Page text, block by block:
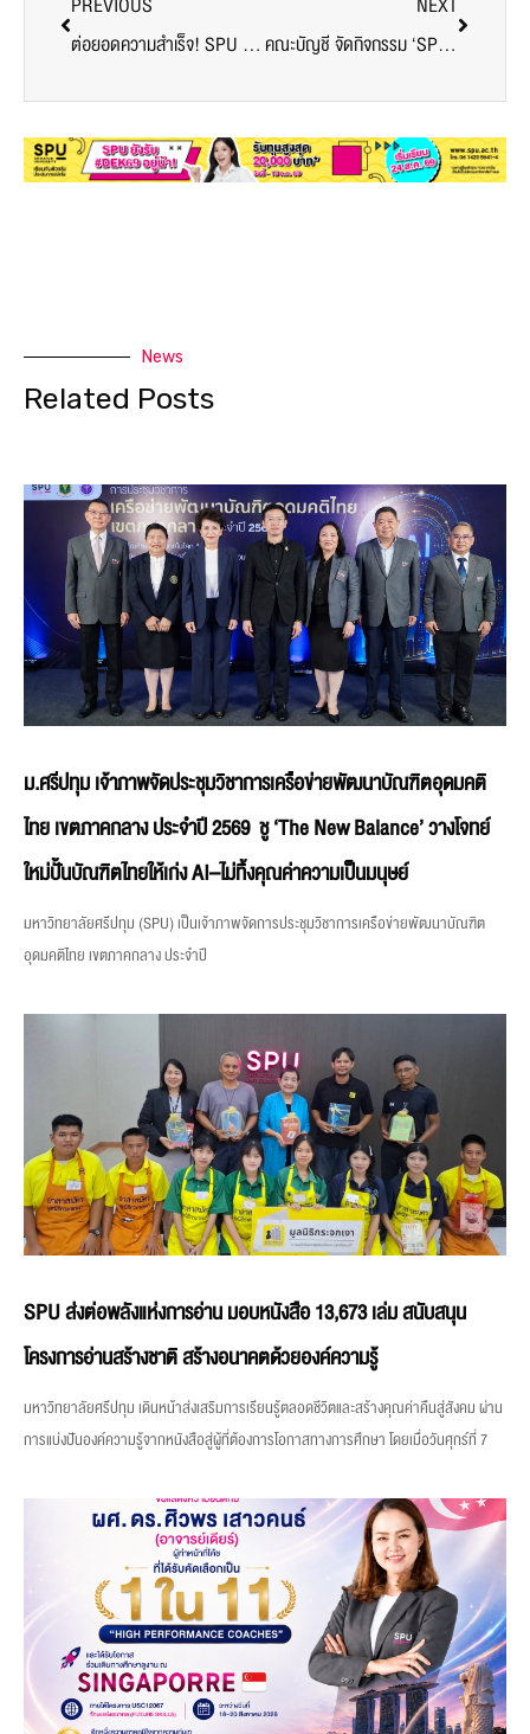
ต่อยอดความสำเร็จ! SPU ผนึก BDI เดินหน้าจัดอบรม ‘Intermediate Data Science’ รุ่น 2 เสริมทักษะนักวิเคราะห์ข้อมูลยุคใหม่ สู่การประยุกต์ใช้งานจริงในองค์กร
คณะบัญชี จัดกิจกรรม ‘SPU ACC Freshy68’ ชวนน้องใหม่ปิดโรงดูหนังสุดอบอุ่น เติมรอยยิ้ม – สร้างมิตรภาพในรั้วมหาวิทยาลัย
News
Related Posts
ม.ศรีปทุม เจ้าภาพจัดประชุมวิชาการเครือข่ายพัฒนาบัณฑิตอุดมคติ
ไทย เขตภาคกลาง ประจำปี 2569 ชู ‘The New Balance’ วางโจทย์
ใหม่ปั้นบัณฑิตไทยให้เก่ง AI–ไม่ทิ้งคุณค่าความเป็นมนุษย์
มหาวิทยาลัยศรีปทุม (SPU) เป็นเจ้าภาพจัดการประชุมวิชาการเครือข่ายพัฒนาบัณฑิต
อุดมคติไทย เขตภาคกลาง ประจำปี
SPU ส่งต่อพลังแห่งการอ่าน มอบหนังสือ 13,673 เล่ม สนับสนุน
โครงการอ่านสร้างชาติ สร้างอนาคตด้วยองค์ความรู้
มหาวิทยาลัยศรีปทุม เดินหน้าส่งเสริมการเรียนรู้ตลอดชีวิตและสร้างคุณค่าคืนสู่สังคม ผ่าน
การแบ่งปันองค์ความรู้จากหนังสือสู่ผู้ที่ต้องการโอกาสทางการศึกษา โดยเมื่อวันศุกร์ที่ 7